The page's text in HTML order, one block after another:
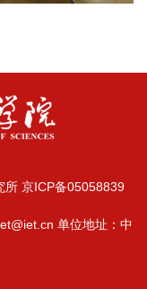
所 京ICP备05058839
单位地址：中